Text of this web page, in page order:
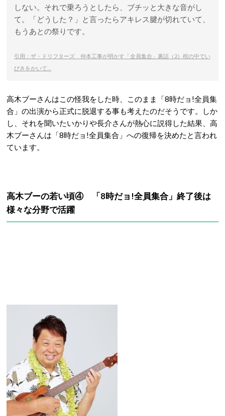
しない。それで乗ろうとしたら、ブチッと大きな音がし
て。「どうした？」と言ったらアキレス腱が切れていて、
もうあとの祭りです。
引用：ザ・ドリフターズ 仲本工事が明かす「全員集合」裏話（2）棺の中でい
びきをかいて…
高木ブーさんはこの怪我をした時、このまま「8時だョ!全員集
合」の出演から正式に脱退する事も考えたのだそうです。しか
し、それを聞いたいかりや長介さんが熱心に説得した結果、高
木ブーさんは「8時だョ!全員集合」への復帰を決めたと言われ
ています。
高木ブーの若い頃④ 「8時だョ!全員集合」終了後は
様々な分野で活躍